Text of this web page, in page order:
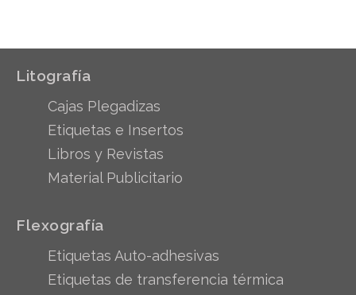
Litografía
Cajas Plegadizas
Etiquetas e Insertos
Libros y Revistas
Material Publicitario
Flexografía
Etiquetas Auto-adhesivas
Etiquetas de transferencia térmica